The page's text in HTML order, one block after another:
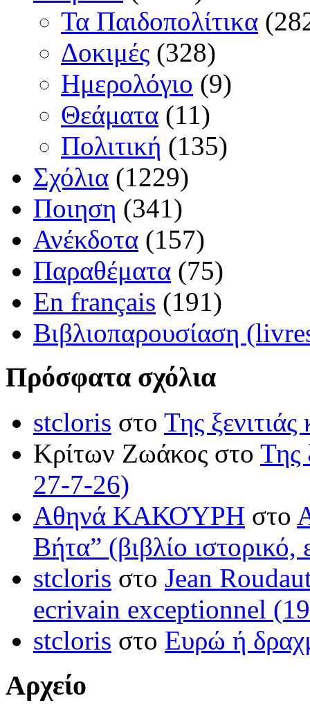
Τα Παιδοπολίτικα
Δοκιμές (328)
Ημερολόγιο (9)
Θεάματα (11)
Πολιτική (135)
Σχόλια (1229)
Ποιηση (341)
Ανέκδοτα (157)
Παραθέματα (75)
En français (191)
Βιβλιοπαρουσίαση
Πρόσφατα σχόλια
stcloris στο Της
Κρίτων Ζωάκος στο Της
27-7-26)
Αθηνά ΚΑΚΟΎΡΗ στο
Βήτα” (βιβλίο
stcloris στο Jean
ecrivain exceptionnel
stcloris στο Ευρώ ή
Αρχείο